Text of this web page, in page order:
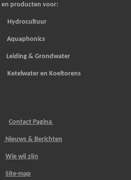
producten voor:
Aquaphonics
& Grondwater
en Koeltorens
Contact Pagina
Nieuws & Berichten
Wie wij zijn
Site-map